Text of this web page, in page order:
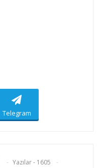
Telegram
Yazılar - 1605